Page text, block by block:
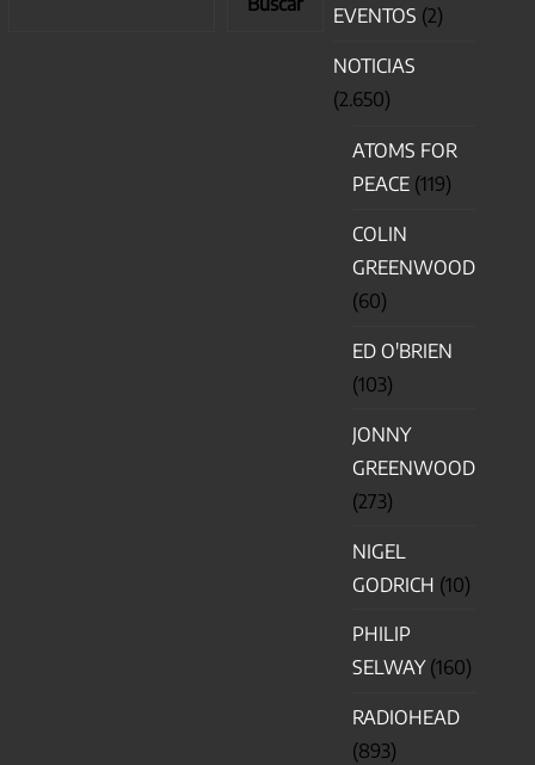
EVENTOS (2)
NOTICIAS
(2.650)
ATOMS FOR
PEACE (119)
COLIN
GREENWOOD
(60)
ED O'BRIEN
(103)
JONNY
GREENWOOD
(273)
NIGEL
GODRICH (10)
PHILIP
SELWAY(160)
RADIOHEAD
(893)